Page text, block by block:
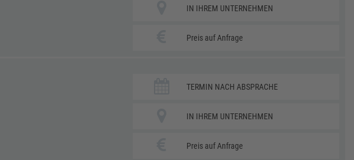
IN IHREM UNTERNEHMEN
Preis auf Anfrage
TERMIN NACH ABSPRACHE
IN IHREM UNTERNEHMEN
Preis auf Anfrage